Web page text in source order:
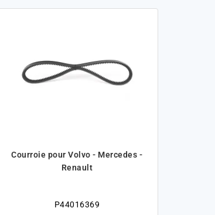
Courroie pour Volvo - Mercedes -
Renault
P44016369